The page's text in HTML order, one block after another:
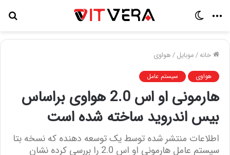
منو
خانه/موبایل/هواوی
هواوی سیستم عامل
هارمونی او اس 2.0 هواوی براساس
بیس اندروید ساخته شده است
اطلاعات منتشر شده توسط یک توسعه دهنده که نسخه بتا
سیستم عامل هارمونی او اس 2.0 را بررسی کرده نشان